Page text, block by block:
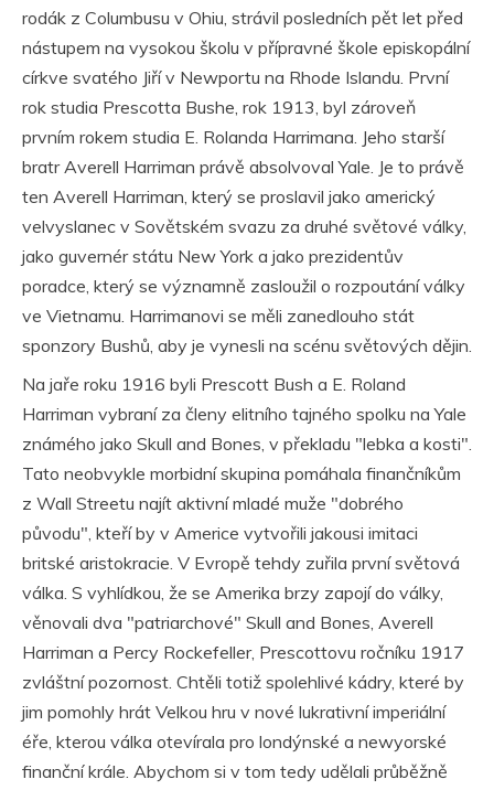
rodák z Columbusu v Ohiu, strávil posledních pět let před
nástupem na vysokou školu v přípravné škole episkopální
církve svatého Jiří v Newportu na Rhode Islandu. První
rok studia Prescotta Bushe, rok 1913, byl zároveň
prvním rokem studia E. Rolanda Harrimana. Jeho starší
bratr Averell Harriman právě absolvoval Yale. Je to právě
ten Averell Harriman, který se proslavil jako americký
velvyslanec v Sovětském svazu za druhé světové války,
jako guvernér státu New York a jako prezidentův
poradce, který se významně zasloužil o rozpoutání války
ve Vietnamu. Harrimanovi se měli zanedlouho stát
sponzory Bushů, aby je vynesli na scénu světových dějin.
Na jaře roku 1916 byli Prescott Bush a E. Roland
Harriman vybraní za členy elitního tajného spolku na Yale
známého jako Skull and Bones, v překladu "lebka a kosti".
Tato neobvykle morbidní skupina pomáhala finančníkům
z Wall Streetu najít aktivní mladé muže "dobrého
původu", kteří by v Americe vytvořili jakousi imitaci
britské aristokracie. V Evropě tehdy zuřila první světová
válka. S vyhlídkou, že se Amerika brzy zapojí do války,
věnovali dva "patriarchové" Skull and Bones, Averell
Harriman a Percy Rockefeller, Prescottovu ročníku 1917
zvláštní pozornost. Chtěli totiž spolehlivé kádry, které by
jim pomohly hrát Velkou hru v nové lukrativní imperiální
éře, kterou válka otevírala pro londýnské a newyorské
finanční krále. Abychom si v tom tedy udělali průběžně